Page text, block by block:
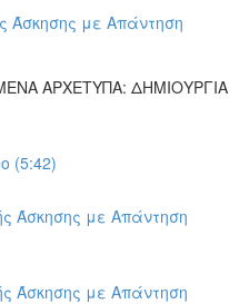
Άσκησης με Απάντηση
ΑΡΧΕΤΥΠΑ: ΔΗΜΙΟΥΡΓΙΑ
(5:42)
Άσκησης με Απάντηση
Άσκησης με Απάντηση